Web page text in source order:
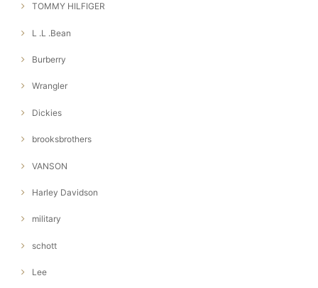
TOMMY HILFIGER
L .L .Bean
Burberry
Wrangler
Dickies
brooksbrothers
VANSON
Harley Davidson
military
schott
Lee